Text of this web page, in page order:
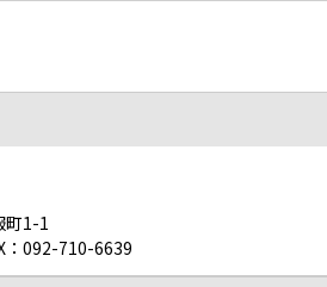
町1-1
：092-710-6639